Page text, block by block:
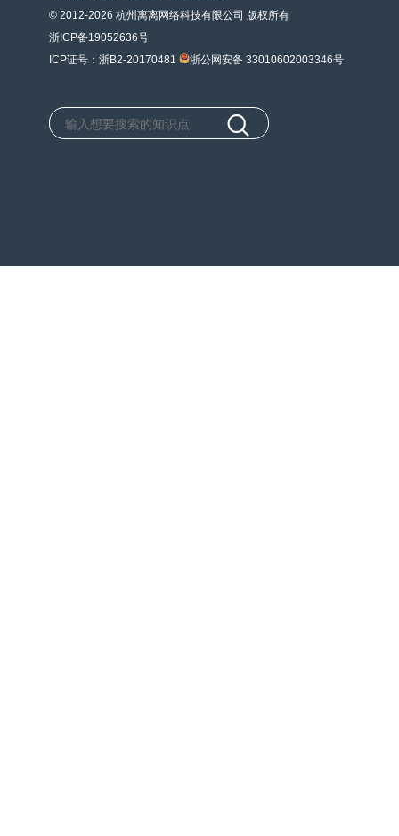
© 2012-2026 杭州离离网络科技有限公司 版权所有
浙ICP备19052636号
ICP证号：浙B2-20170481
浙公网安备 33010602003346号